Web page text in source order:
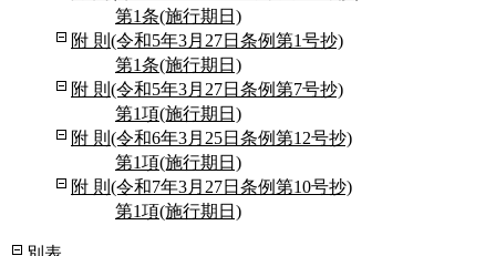
第1条(施行期日)
附 則(令和5年3月27日条例第1号抄)
第1条(施行期日)
附 則(令和5年3月27日条例第7号抄)
第1項(施行期日)
附 則(令和6年3月25日条例第12号抄)
第1項(施行期日)
附 則(令和7年3月27日条例第10号抄)
第1項(施行期日)